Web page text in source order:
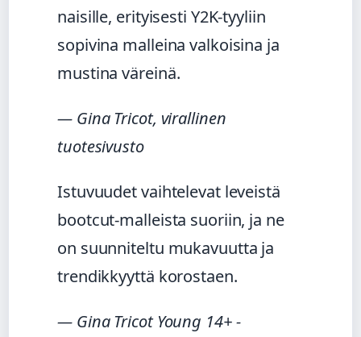
naisille, erityisesti Y2K-tyyliin
sopivina malleina valkoisina ja
mustina väreinä.
— Gina Tricot, virallinen
tuotesivusto
Istuvuudet vaihtelevat leveistä
bootcut-malleista suoriin, ja ne
on suunniteltu mukavuutta ja
trendikkyyttä korostaen.
— Gina Tricot Young 14+ -